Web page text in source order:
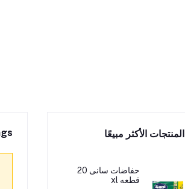
المنتجات الأكثر مبيعًا
حفاضات سانى 20
قطعه xl